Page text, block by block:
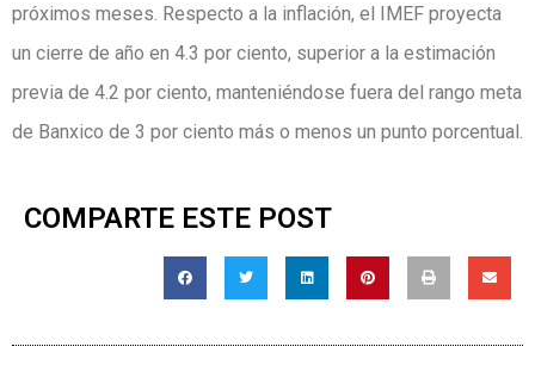
próximos meses. Respecto a la inflación, el IMEF proyecta
un cierre de año en 4.3 por ciento, superior a la estimación
previa de 4.2 por ciento, manteniéndose fuera del rango meta
de Banxico de 3 por ciento más o menos un punto porcentual.
COMPARTE ESTE POST